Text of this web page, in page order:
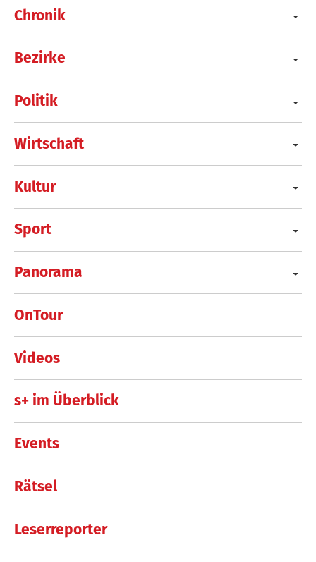
Chronik
Bezirke
Politik
Wirtschaft
Kultur
Sport
Panorama
OnTour
Videos
s+ im Überblick
Events
Rätsel
Leserreporter